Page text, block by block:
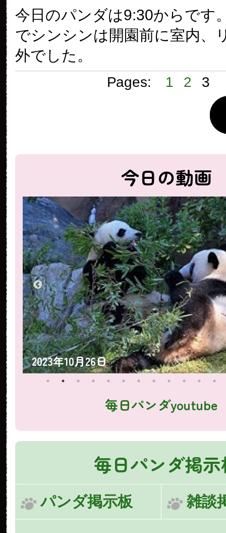
今日のパンダは9:30からです
でシンシンは開園前に室内、
外でした。
Pages: 1 2 3
今日の動画
2023年10月26日
毎日パンダyoutube
毎日パンダ掲
パンダ掲示板 雑談